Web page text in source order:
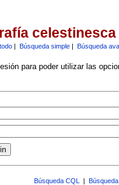
celestinesca
| Búsqueda simple| Búsqueda
para poder utilizar las
Búsqueda CQL |